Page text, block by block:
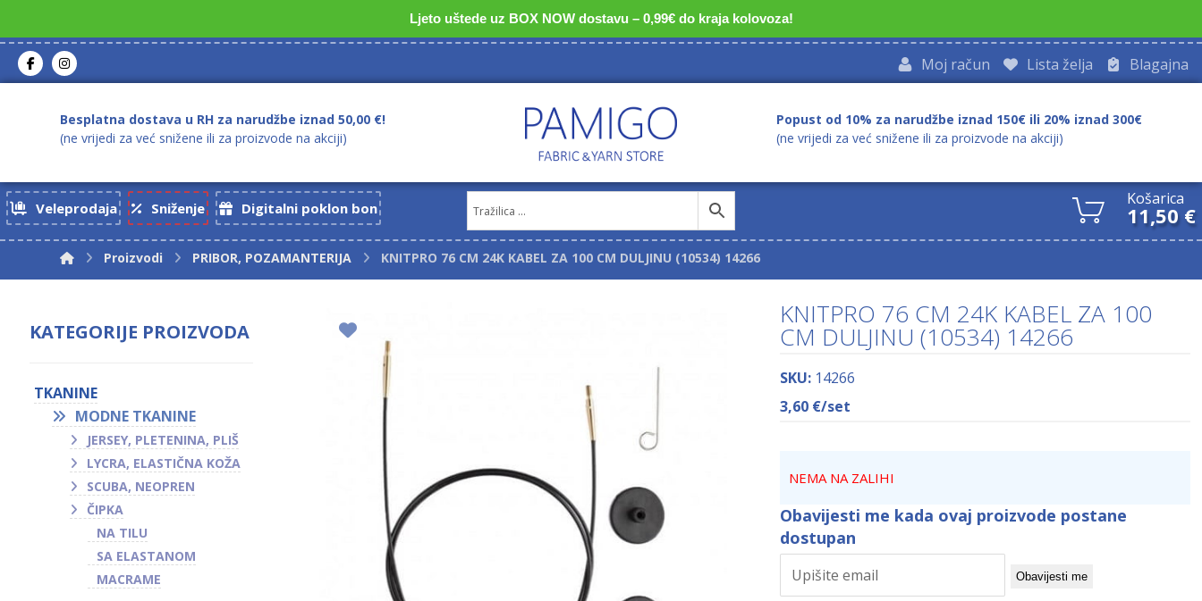
Ljeto uštede uz BOX NOW dostavu – 0,99€ do kraja kolovoza!
Blagajna
Lista želja
Moj račun
Besplatna dostava u RH za narudžbe iznad 50,00 €!
(ne vrijedi za već snižene ili za proizvode na akciji)
Popust od 10% za narudžbe iznad 150€ ili 20% iznad 300€
(ne vrijedi za već snižene ili za proizvode na akciji)
Veleprodaja Sniženje Digitalni poklon bon Košarica
11,50 €
Proizvodi PRIBOR, POZAMANTERIJA KNITPRO 76 CM 24K KABEL ZA 100 CM DULJINU (10534) 14266
KNITPRO 76 CM 24K KABEL ZA 100
CM DULJINU (10534) 14266
SKU: 14266
3,60 €/set
NEMA NA ZALIHI
Obavijesti me kada ovaj proizvode postane
dostupan
Obavijesti me
KATEGORIJE PROIZVODA
TKANINE
MODNE TKANINE
JERSEY, PLETENINA, PLIŠ
LYCRA, ELASTIČNA KOŽA
SCUBA, NEOPREN
ČIPKA
NA TILU
SA ELASTANOM
MACRAME